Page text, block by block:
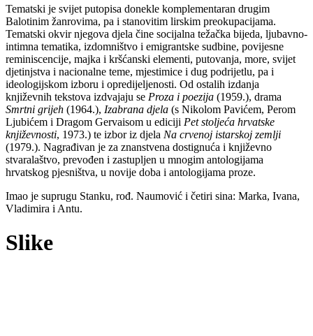
Tematski je svijet putopisa donekle komplementaran drugim
Balotinim žanrovima, pa i stanovitim lirskim preokupacijama.
Tematski okvir njegova djela čine socijalna težačka bijeda, ljubavno-
intimna tematika, izdomništvo i emigrantske sudbine, povijesne
reminiscencije, majka i kršćanski elementi, putovanja, more, svijet
djetinjstva i nacionalne teme, mjestimice i dug podrijetlu, pa i
ideologijskom izboru i opredijeljenosti. Od ostalih izdanja
književnih tekstova izdvajaju se Proza i poezija (1959.), drama
Smrtni grijeh (1964.), Izabrana djela (s Nikolom Pavićem, Perom
Ljubićem i Dragom Gervaisom u ediciji Pet stoljeća hrvatske
književnosti, 1973.) te izbor iz djela Na crvenoj istarskoj zemlji
(1979.). Nagrađivan je za znanstvena dostignuća i književno
stvaralaštvo, prevođen i zastupljen u mnogim antologijama
hrvatskog pjesništva, u novije doba i antologijama proze.
Imao je suprugu Stanku, rođ. Naumović i četiri sina: Marka, Ivana,
Vladimira i Antu.
Slike